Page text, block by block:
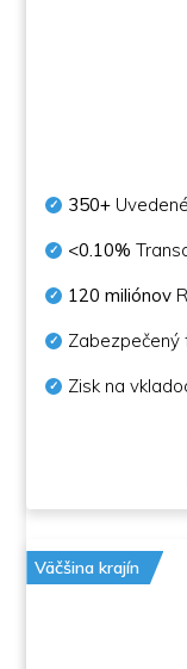
350+
<0.10%
120 miliónov
Zisk na
Väčšina krajín